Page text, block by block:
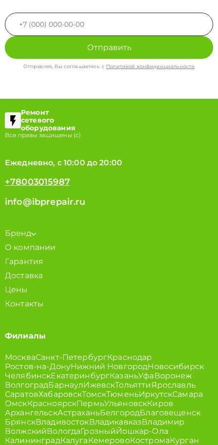
Отправить
Отправляя, Вы соглашаетесь с Политикой конфиденциальности
Ремонт
сетевого
оборудования
Все правы защищены (с)
Ежедневно, с 10:00 до 20:00
+78003015987
info@ibprepair.ru
Бренд
О компании
Гарантия
Доставка
Цены
Контакты
Филиалы
МоскваСанкт-ПетербургКраснодар
Ростов-на-ДонуНижний НовгородНовосибирск
ЧелябинскЕкатеринбургКазаньУфаВоронеж
ВолгоградБарнаулИжевскТольяттиЯрославль
СаратовХабаровскТомскТюменьИркутскСамара
ОмскКрасноярскПермьУльяновскКиров
АрхангельскАстраханьБелгородБлаговещенск
БрянскВладивостокВладикавказВладимир
ВолжскийВологдаГрозныйЙошкар-Ола
КалининградКалугаКемеровоКостромаКурган